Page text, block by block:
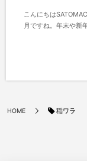
こんにちは
月ですね。年末や新
HOME 稲ワラ